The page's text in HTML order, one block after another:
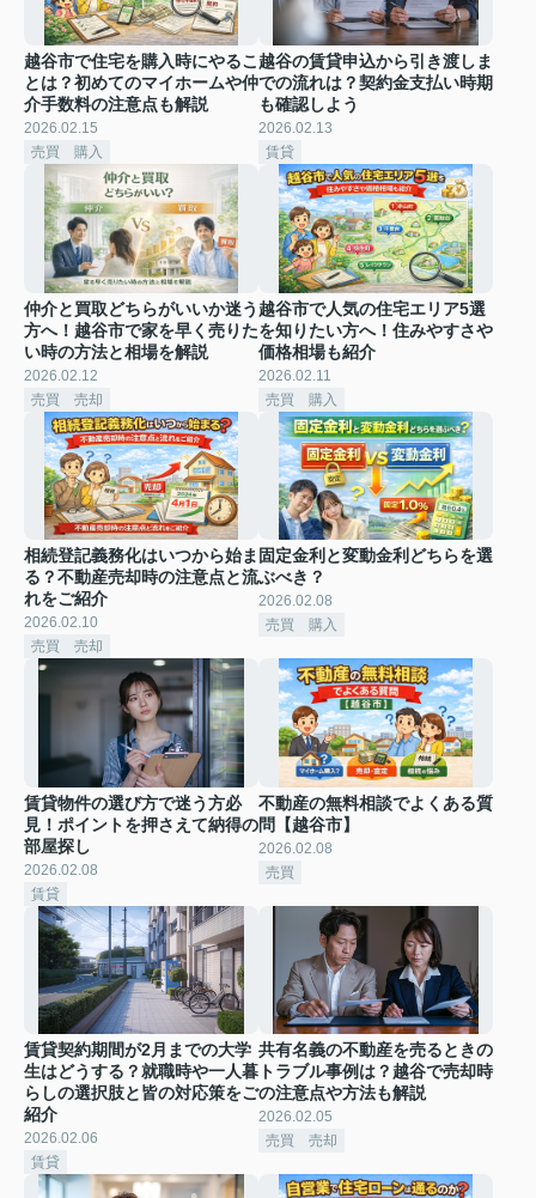
越谷市で住宅を購入時にやるこ
とは？初めてのマイホームや仲
介手数料の注意点も解説
2026.02.15
売買 購入
越谷の賃貸申込から引き渡しま
での流れは？契約金支払い時期
も確認しよう
2026.02.13
賃貸
仲介と買取どちらがいいか迷う
方へ！越谷市で家を早く売りた
い時の方法と相場を解説
2026.02.12
売買 売却
越谷市で人気の住宅エリア5選
を知りたい方へ！住みやすさや
価格相場も紹介
2026.02.11
売買 購入
相続登記義務化はいつから始ま
る？不動産売却時の注意点と流
れをご紹介
2026.02.10
売買 売却
固定金利と変動金利どちらを選
ぶべき？
2026.02.08
売買 購入
賃貸物件の選び方で迷う方必
見！ポイントを押さえて納得の
部屋探し
2026.02.08
賃貸
不動産の無料相談でよくある質
問【越谷市】
2026.02.08
売買
賃貸契約期間が2月までの大学
生はどうする？就職時や一人暮
らしの選択肢と皆の対応策をご
紹介
2026.02.06
賃貸
共有名義の不動産を売るときの
トラブル事例は？越谷で売却時
の注意点や方法も解説
2026.02.05
売買 売却